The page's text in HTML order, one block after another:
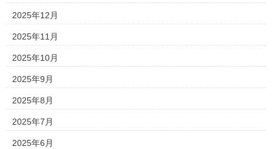
2025年12月
2025年11月
2025年10月
2025年9月
2025年8月
2025年7月
2025年6月